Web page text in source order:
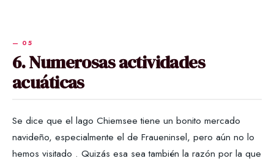
6. Numerosas actividades
acuáticas
Se dice que el lago Chiemsee tiene un bonito mercado
navideño, especialmente el de Fraueninsel, pero aún no lo
hemos visitado . Quizás esa sea también la razón por la que